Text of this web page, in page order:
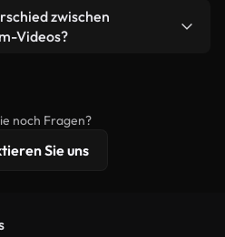
gerne kürzen,
Achten Sie
zwischen
Videos?
bieten.
noch Fragen?
Sie uns